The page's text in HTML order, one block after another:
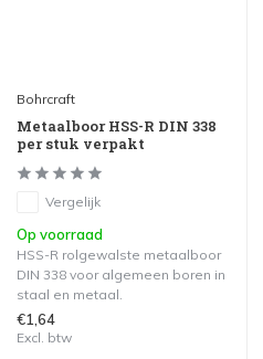
Bohrcraft
Metaalboor HSS-R DIN 338
per stuk verpakt
Vergelijk
Op voorraad
HSS-R rolgewalste metaalboor
DIN 338 voor algemeen boren in
staal en metaal.
€1,64
Excl. btw